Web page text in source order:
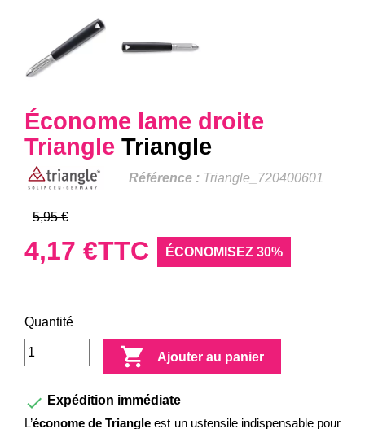
Économe lame droite
Triangle Triangle
Référence : Triangle_720400601
5,95 €
4,17 €TTC ÉCONOMISEZ 30%
Quantité
 Ajouter au panier
 Expédition immédiate
L’économe de Triangle est un ustensile indispensable pour